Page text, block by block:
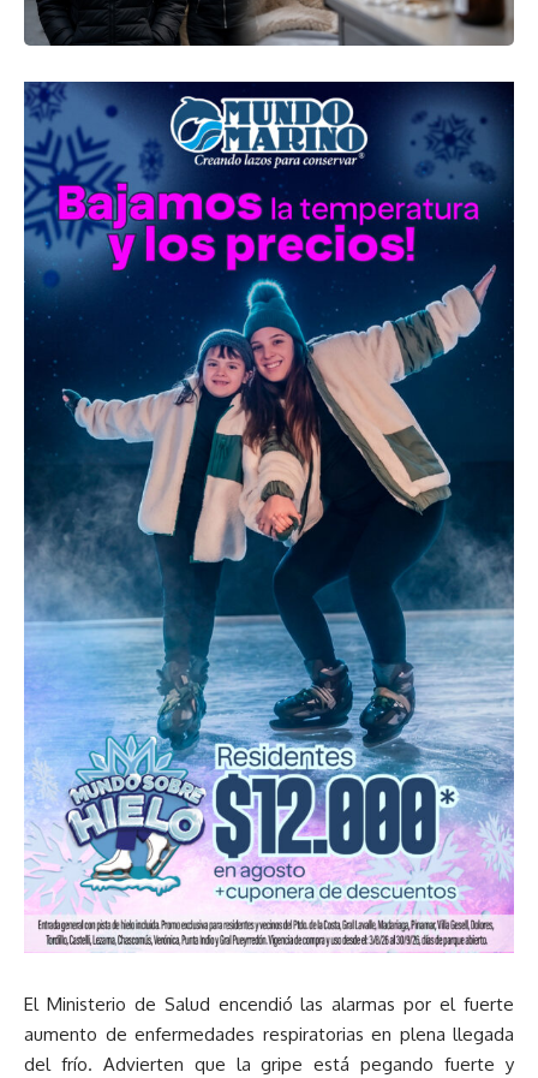
El Ministerio de Salud encendió las alarmas por el fuerte
aumento de enfermedades respiratorias en plena llegada
del frío. Advierten que la gripe está pegando fuerte y